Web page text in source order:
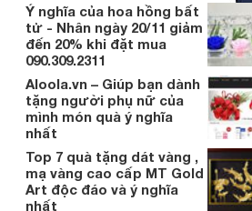
Ý nghĩa của hoa hồng bất
tử - Nhân ngày 20/11 giảm
đến 20% khi đặt mua
090.309.2311
Aloola.vn – Giúp bạn dành
tặng người phụ nữ của
mình món quà ý nghĩa
nhất
Top 7 quà tặng dát vàng ,
mạ vàng cao cấp MT Gold
Art độc đáo và ý nghĩa
nhất